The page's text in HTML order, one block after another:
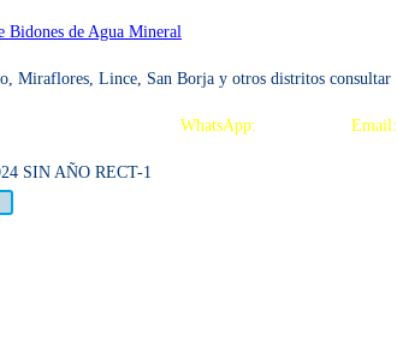
Bidones de Agua Mineral
Miraflores, Lince, San Borja y otros distritos consultar
WhatsApp: Email: